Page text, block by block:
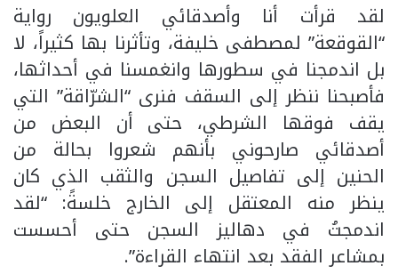
لقد قرأت أنا وأصدقائي العلويون رواية
“القوقعة” لمصطفى خليفة، وتأثرنا بها كثيراً، لا
بل اندمجنا في سطورها وانغمسنا في أحداثها،
فأصبحنا ننظر إلى السقف فنرى “الشرّاقة” التي
يقف فوقها الشرطي، حتى أن البعض من
أصدقائي صارحوني بأنهم شعروا بحالة من
الحنين إلى تفاصيل السجن والثقب الذي كان
ينظر منه المعتقل إلى الخارج خلسةً: “لقد
اندمجتُ في دهاليز السجن حتى أحسست
بمشاعر الفقد بعد انتهاء القراءة”.